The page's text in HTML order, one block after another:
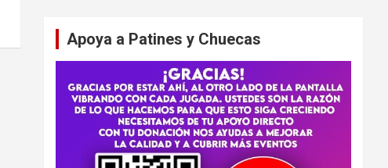
Apoya a Patines y Chuecas